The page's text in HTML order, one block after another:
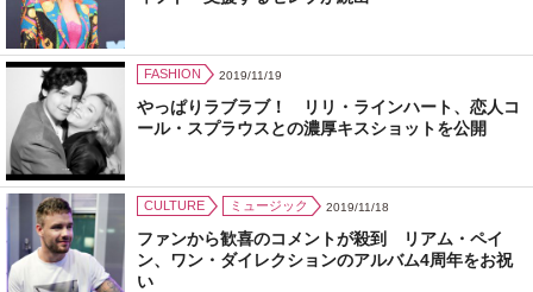
FASHION 2019/11/19
やっぱりラブラブ！ リリ・ラインハート、恋人コ
ール・スプラウスとの濃厚キスショットを公開
CULTURE ミュージック 2019/11/18
ファンから歓喜のコメントが殺到 リアム・ペイ
ン、ワン・ダイレクションのアルバム4周年をお祝
い